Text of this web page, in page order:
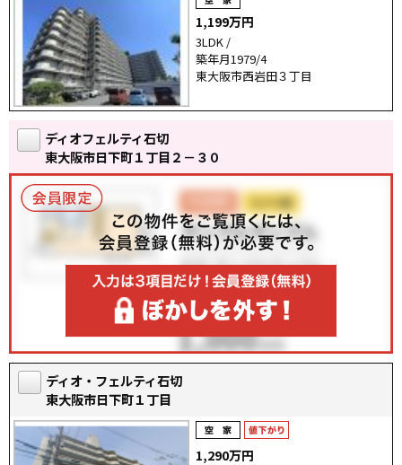
1,199万円
3LDK /
築年月1979/4
東大阪市西岩田３丁目
ディオフェルティ石切
東大阪市日下町１丁目２－３０
ディオ・フェルティ石切
東大阪市日下町１丁目
1,290万円